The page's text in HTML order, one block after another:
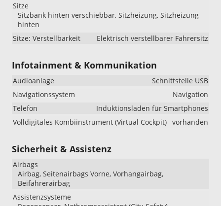
Sitze
Sitzbank hinten verschiebbar, Sitzheizung, Sitzheizung
hinten
Sitze: Verstellbarkeit
Elektrisch verstellbarer Fahrersitz
Infotainment & Kommunikation
Audioanlage
Schnittstelle USB
Navigationssystem
Navigation
Telefon
Induktionsladen für Smartphones
Volldigitales Kombiinstrument (Virtual Cockpit) vorhanden
Sicherheit & Assistenz
Airbags
Airbag, Seitenairbags Vorne, Vorhangairbag,
Beifahrerairbag
Assistenzsysteme